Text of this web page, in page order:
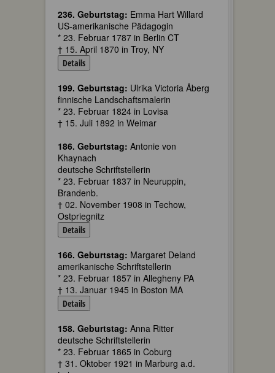
236. Geburtstag: Emma Hart Willard
US-amerikanische Pädagogin
* 23. Februar 1787 in Berlin CT
† 15. April 1870 in Troy, NY
Details
199. Geburtstag: Ulrika Victoria Åberg
finnische Landschaftsmalerin
* 23. Februar 1824 in Lovisa
† 15. Juli 1892 in Weimar
186. Geburtstag: Antonie von
Khaynach
deutsche Schriftstellerin
* 23. Februar 1837 in Neuruppin,
Brandenb.
† 02. November 1908 in Techow,
Ostpriegnitz
Details
166. Geburtstag: Margaret Deland
amerikanische Schriftstellerin
* 23. Februar 1857 in Allegheny PA
† 13. Januar 1945 in Boston MA
Details
158. Geburtstag: Anna Ritter
deutsche Schriftstellerin
* 23. Februar 1865 in Coburg
† 31. Oktober 1921 in Marburg a.d.